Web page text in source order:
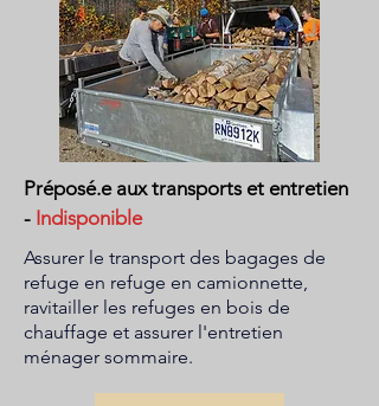
Préposé.e aux transports et entretien
- Indisponible
Assurer le transport des bagages de
refuge en refuge en camionnette,
ravitailler les refuges en bois de
chauffage et assurer l'entretien
ménager sommaire.